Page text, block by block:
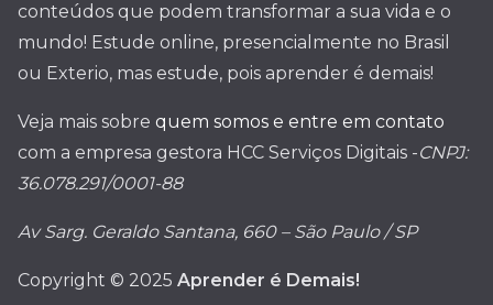
conteúdos que podem transformar a sua vida e o
mundo! Estude online, presencialmente no Brasil
ou Exterio, mas estude, pois aprender é demais!
Veja mais sobre quem somos e entre em contato
com a empresa gestora HCC Serviços Digitais -CNPJ:
36.078.291/0001-88
Av Sarg. Geraldo Santana, 660 – São Paulo / SP
Copyright © 2025 Aprender é Demais!